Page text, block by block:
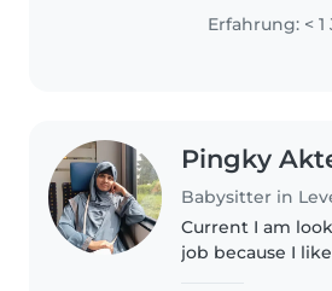
Ausbildung zur
Ich habe bereits
Erfahrungen
Erfahrung: < 1
Pingky
Babysitter in
Current I am
job because I